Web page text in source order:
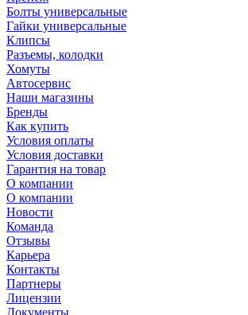
Болты универсальные
Гайки универсальные
Клипсы
Разъемы, колодки
Хомуты
Автосервис
Наши магазины
Бренды
Как купить
Условия оплаты
Условия доставки
Гарантия на товар
О компании
О компании
Новости
Команда
Отзывы
Карьера
Контакты
Партнеры
Лицензии
Документы